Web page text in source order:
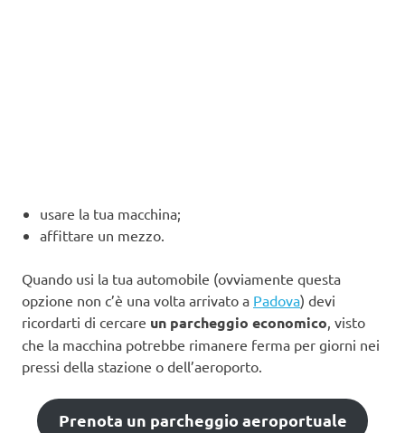
usare la tua macchina;
affittare un mezzo.
Quando usi la tua automobile (ovviamente questa
opzione non c’è una volta arrivato a Padova) devi
ricordarti di cercare un parcheggio economico , visto
che la macchina potrebbe rimanere ferma per giorni nei
pressi della stazione o dell’aeroporto.
Prenota un parcheggio aeroportuale